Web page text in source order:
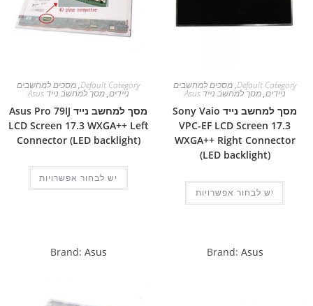
Default Category
,מסכים למחשבים
ניידים,מסך למחשב נייד Asus
מסך למחשב נייד Sony Vaio
VPC-EF LCD Screen 17.3
WXGA++ Right Connector
(LED backlight)
יש לבחור אפשרויות
Default Category
,מסכים למחשבים
ניידים,מסך למחשב נייד Asus
מסך למחשב נייד Asus Pro 79IJ
LCD Screen 17.3 WXGA++ Left
Connector (LED backlight)
יש לבחור אפשרויות
Brand: Asus
Brand: Asus